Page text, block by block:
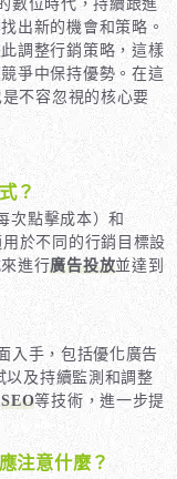
數位時代，持續跟進
出新的機會和策略。
調整行銷策略，這樣
爭中保持優勢。在這
不容忽視的核心要
？
次點擊成本）和
於不同的行銷目標設
進行廣告投放並達到
入手，包括優化廣告
及持續監測和調整
SEO等技術，進一步提
注意什麼？